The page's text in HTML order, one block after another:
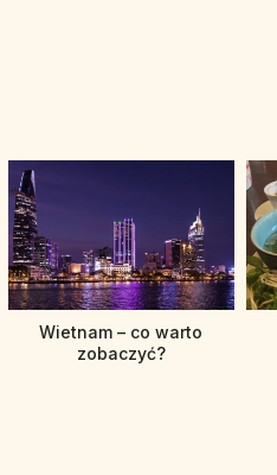
Wietnam – co warto
zobaczyć?